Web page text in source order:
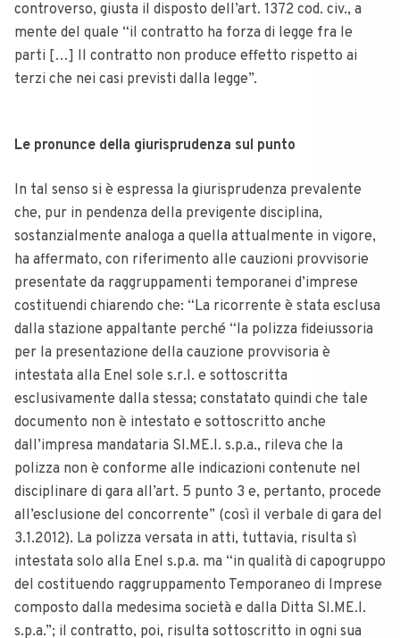
controverso, giusta il disposto dell’art. 1372 cod. civ., a
mente del quale “il contratto ha forza di legge fra le
parti […] Il contratto non produce effetto rispetto ai
terzi che nei casi previsti dalla legge”.
Le pronunce della giurisprudenza sul punto
In tal senso si è espressa la giurisprudenza prevalente
che, pur in pendenza della previgente disciplina,
sostanzialmente analoga a quella attualmente in vigore,
ha affermato, con riferimento alle cauzioni provvisorie
presentate da raggruppamenti temporanei d’imprese
costituendi chiarendo che: “La ricorrente è stata esclusa
dalla stazione appaltante perché “la polizza fideiussoria
per la presentazione della cauzione provvisoria è
intestata alla Enel sole s.r.l. e sottoscritta
esclusivamente dalla stessa; constatato quindi che tale
documento non è intestato e sottoscritto anche
dall’impresa mandataria SI.ME.I. s.p.a., rileva che la
polizza non è conforme alle indicazioni contenute nel
disciplinare di gara all’art. 5 punto 3 e, pertanto, procede
all’esclusione del concorrente” (così il verbale di gara del
3.1.2012). La polizza versata in atti, tuttavia, risulta sì
intestata solo alla Enel s.p.a. ma “in qualità di capogruppo
del costituendo raggruppamento Temporaneo di Imprese
composto dalla medesima società e dalla Ditta SI.ME.I.
s.p.a.”; il contratto, poi, risulta sottoscritto in ogni sua